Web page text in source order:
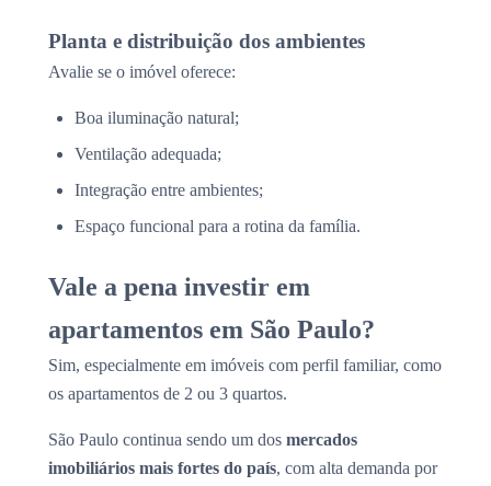
Planta e distribuição dos ambientes
Avalie se o imóvel oferece:
Boa iluminação natural;
Ventilação adequada;
Integração entre ambientes;
Espaço funcional para a rotina da família.
Vale a pena investir em
apartamentos em São Paulo?
Sim, especialmente em imóveis com perfil familiar, como
os apartamentos de 2 ou 3 quartos.
São Paulo continua sendo um dos mercados
imobiliários mais fortes do país, com alta demanda por